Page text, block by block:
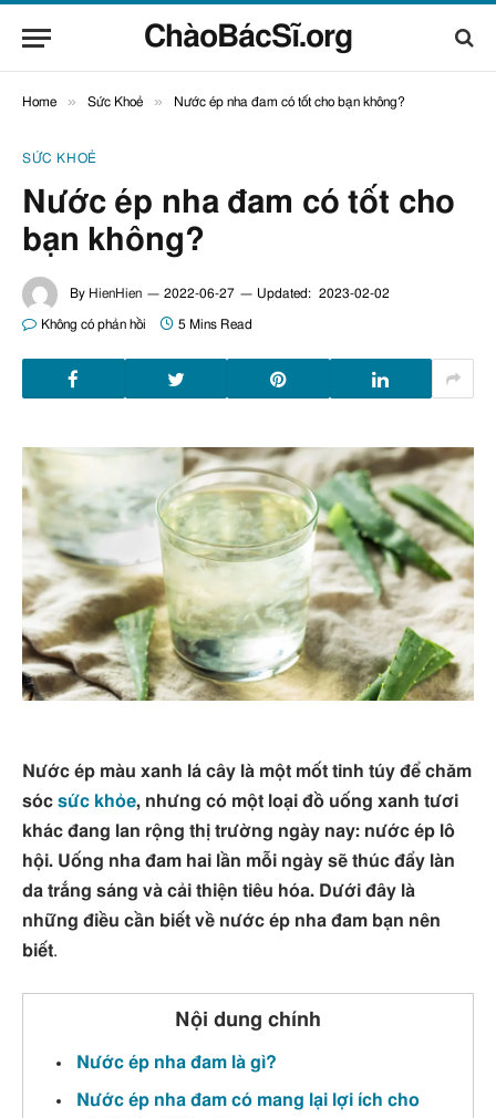
ChàoBácSĩ.org
Home » Sức Khoẻ » Nước ép nha đam có tốt cho bạn không?
SỨC KHOẺ
Nước ép nha đam có tốt cho
bạn không?
By HienHien 2022-06-27 Updated: 2023-02-02
Không có phản hồi 5 Mins Read
Nước ép màu xanh lá cây là một mốt tinh túy để chăm
sóc sức khỏe, nhưng có một loại đồ uống xanh tươi
khác đang lan rộng thị trường ngày nay: nước ép lô
hội. Uống nha đam hai lần mỗi ngày sẽ thúc đẩy làn
da trắng sáng và cải thiện tiêu hóa. Dưới đây là
những điều cần biết về nước ép nha đam bạn nên
biết.
Nội dung chính
Nước ép nha đam là gì?
Nước ép nha đam có mang lại lợi ích cho